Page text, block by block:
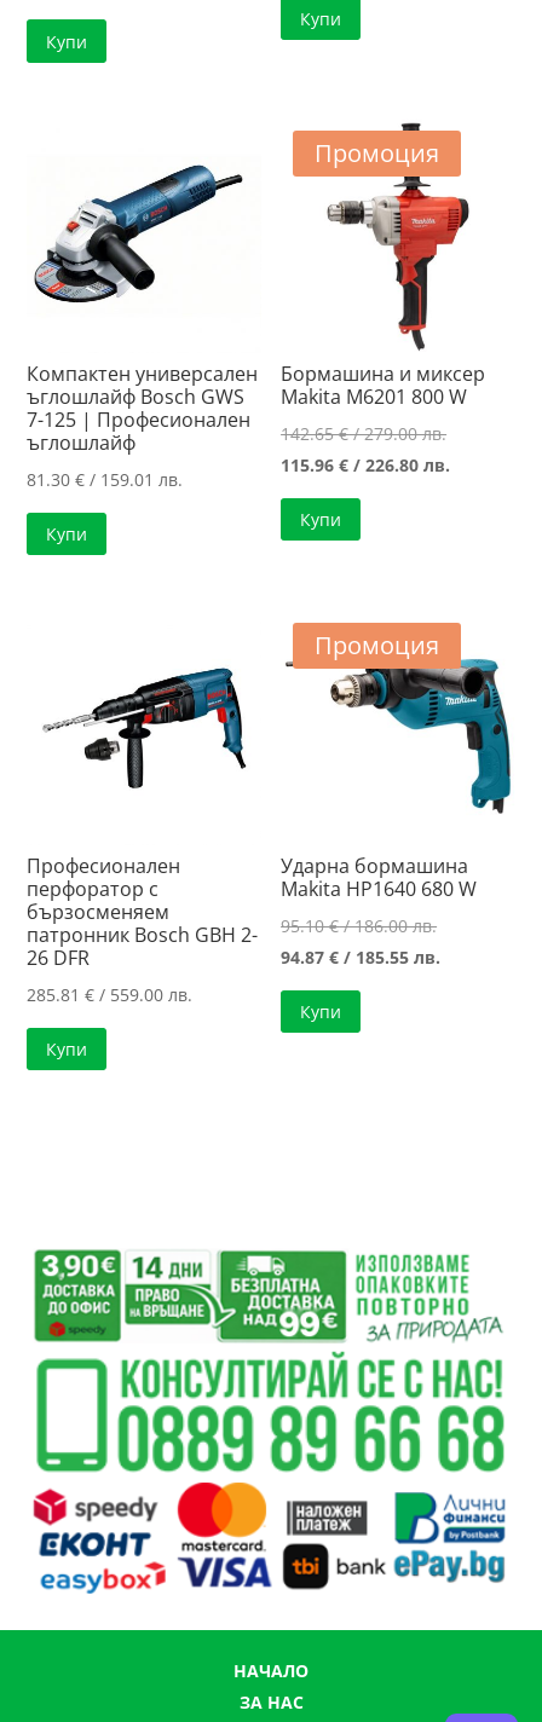
Купи
Купи
Компактен универсален
ъглошлайф Bosch GWS
7-125 | Професионален
ъглошлайф
81.30€ / 159.01 лв.
Купи
Промоция
Бормашина и миксер
Makita M6201 800 W
142.65€/ 279.00 лв.Original
price
115.96€ / 226.80 лв.
226.80 лв..
Купи
Професионален
перфоратор с
бързосменяем
патронник Bosch GBH 2-
26 DFR
285.81€ / 559.00 лв.
Купи
Промоция
Ударна бормашина
Makita HP1640 680 W
95.10€/ 186.00 лв.Original
price
94.87€ / 185.55 лв.
Купи
НАЧАЛО
ЗА НАС